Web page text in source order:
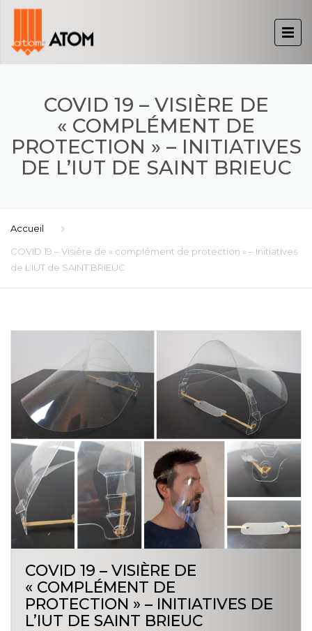
COVID 19 – VISIÈRE DE
« COMPLÉMENT DE
PROTECTION » – INITIATIVES
DE L’IUT DE SAINT BRIEUC
Accueil
COVID 19 – Visière de « complément de protection » – Initiatives
de L’IUT de SAINT BRIEUC
COVID 19 – VISIÈRE DE
« COMPLÉMENT DE
PROTECTION » – INITIATIVES DE
L’IUT DE SAINT BRIEUC